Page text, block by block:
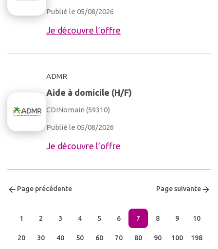
Publié le 05/08/2026
Je découvre l’offre
ADMR
Aide à domicile (H/F)
CDINomain (59310)
Publié le 05/08/2026
Je découvre l’offre
Page précédente
1 2 3 4 5 6 7 8 9 10
20 30 40 50 60 70 80 90 100 198
Page suivante